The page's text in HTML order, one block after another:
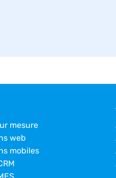
mesure
web
mobiles